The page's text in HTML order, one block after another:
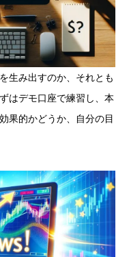
生み出すのか、それとも
はデモ口座で練習し、本
果的かどうか、自分の目